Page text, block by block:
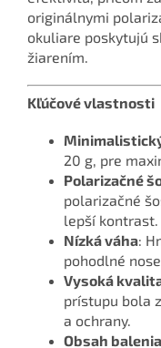
originálnymi
okuliare poskytujú
žiarením.
Kľúčové vlastnosti
20 g, pre
Polarizačné
polarizačné
lepší kontrast.
Nízká váha:
pohodlné
Vysoká
prístupu bola
a ochrany.
Obsah balenia